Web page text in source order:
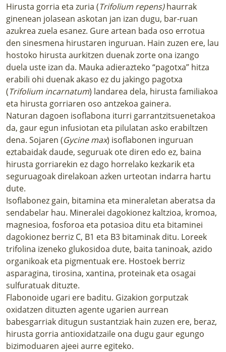
Hirusta gorria eta zuria (Trifolium repens)haurrak
ginenean jolasean askotan jan izan dugu, bar-ruan
azukrea zuela esanez. Gure artean bada oso errotua
den sinesmena hirustaren inguruan. Hain zuzen ere, lau
hostoko hirusta aurkitzen duenak zorte ona izango
duela uste izan da. Mauka adierazteko “pagotxa” hitza
erabili ohi duenak akaso ez du jakingo pagotxa
(Trifolium incarnatum) landarea dela, hirusta familiakoa
eta hirusta gorriaren oso antzekoa gainera.
Naturan dagoen isoflabona iturri garrantzitsuenetakoa
da, gaur egun infusiotan eta pilulatan asko erabiltzen
dena. Sojaren (Gycine max) isoflabonen inguruan
eztabaidak daude, seguruak ote diren edo ez, baina
hirusta gorriarekin ez dago horrelako kezkarik eta
seguruagoak direlakoan azken urteotan indarra hartu
dute.
Isoflabonez gain, bitamina eta mineraletan aberatsa da
sendabelar hau. Mineralei dagokionez kaltzioa, kromoa,
magnesioa, fosforoa eta potasioa ditu eta bitaminei
dagokionez berriz C, B1 eta B3 bitaminak ditu. Loreek
trifolina izeneko glukosidoa dute, baita taninoak, azido
organikoak eta pigmentuak ere. Hostoek berriz
asparagina, tirosina, xantina, proteinak eta osagai
sulfuratuak dituzte.
Flabonoide ugari ere baditu. Gizakion gorputzak
oxidatzen dituzten agente ugarien aurrean
babesgarriak ditugun sustantziak hain zuzen ere, beraz,
hirusta gorria antioxidatzaile ona dugu gaur egungo
bizimoduaren ajeei aurre egiteko.